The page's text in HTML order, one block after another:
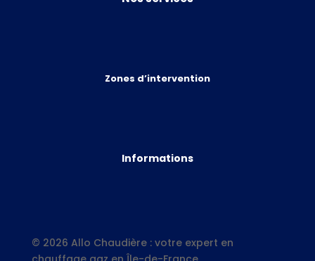
Zones d’intervention
Informations
© 2026 Allo Chaudière : votre expert en